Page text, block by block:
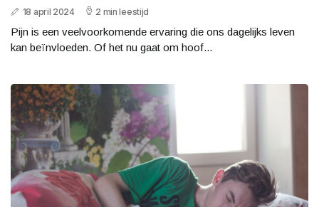
18 april 2024 2 min leestijd
Pijn is een veelvoorkomende ervaring die ons dagelijks leven
kan beïnvloeden. Of het nu gaat om hoof...